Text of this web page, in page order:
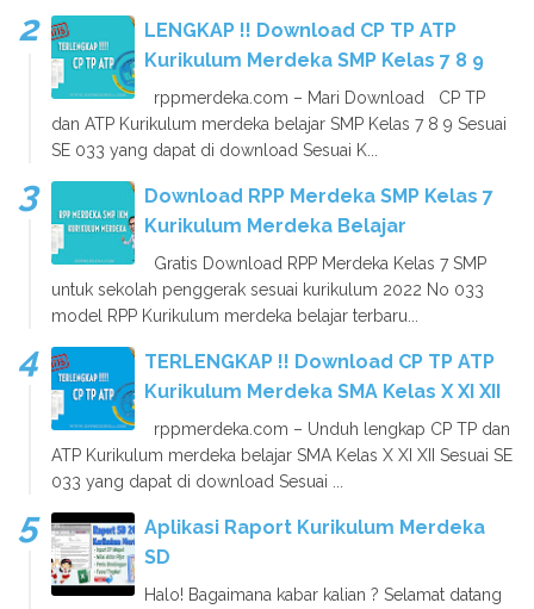
LENGKAP !! Download CP TP ATP
Kurikulum Merdeka SMP Kelas 7 8 9
rppmerdeka.com – Mari Download CP TP
dan ATP Kurikulum merdeka belajar SMP Kelas 7 8 9 Sesuai
SE 033 yang dapat di download Sesuai K...
Download RPP Merdeka SMP Kelas 7
Kurikulum Merdeka Belajar
Gratis Download RPP Merdeka Kelas 7 SMP
untuk sekolah penggerak sesuai kurikulum 2022 No 033
model RPP Kurikulum merdeka belajar terbaru...
TERLENGKAP !! Download CP TP ATP
Kurikulum Merdeka SMA Kelas X XI XII
rppmerdeka.com – Unduh lengkap CP TP dan
ATP Kurikulum merdeka belajar SMA Kelas X XI XII Sesuai SE
033 yang dapat di download Sesuai ...
Aplikasi Raport Kurikulum Merdeka
SD
Halo! Bagaimana kabar kalian ? Selamat datang